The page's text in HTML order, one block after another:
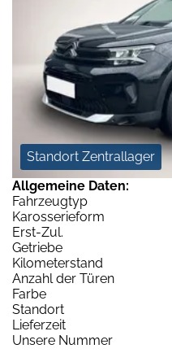
Standort Zentrallager
Allgemeine Daten:
Fahrzeugtyp
Karosserieform
Erst-Zul.
Getriebe
Kilometerstand
Anzahl der Türen
Farbe
Standort
Lieferzeit
Unsere Nummer